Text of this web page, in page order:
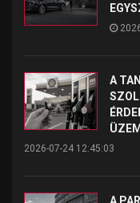
A
2026-07-24 12:45:03
A